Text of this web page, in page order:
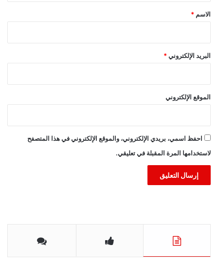
*
الاسم *
البريد الإلكتروني *
الموقع الإلكتروني
احفظ اسمي، بريدي الإلكتروني، والموقع الإلكتروني في هذا المتصفح
لاستخدامها المرة المقبلة في تعليقي.